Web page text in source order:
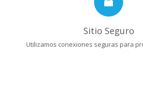
Sitio Seguro
Utilizamos conexiones seguras para